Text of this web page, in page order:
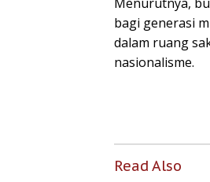
bagi generasi
dalam ruang
nasionalisme.
Read Also